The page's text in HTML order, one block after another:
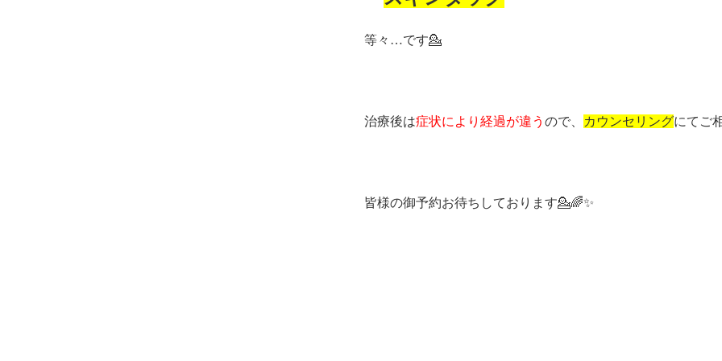
等々…です💁
治療後は症状により経過が違う ので、 カウンセリングにてご
皆様の御予約お待ちしております💁🌈✨